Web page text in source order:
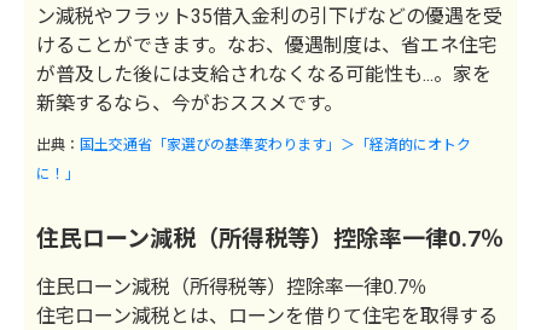
ン減税やフラット35借入金利の引下げなどの優遇を受
けることができます。なお、優遇制度は、省エネ住宅
が普及した後には支給されなくなる可能性も...。家を
新築するなら、今がおススメです。
出典： 国土交通省「家選びの基準変わります」＞「経済的にオトク
に！」
住民ローン減税（所得税等）控除率一律0.7％
住民ローン減税（所得税等）控除率一律0.7％
住宅ローン減税とは、ローンを借りて住宅を取得する